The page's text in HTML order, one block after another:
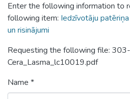
Enter the following information to
following item: Iedzīvotāju
un risinājumi
Requesting the following file:
Cera_Lasma_lc10019.pdf
Name *